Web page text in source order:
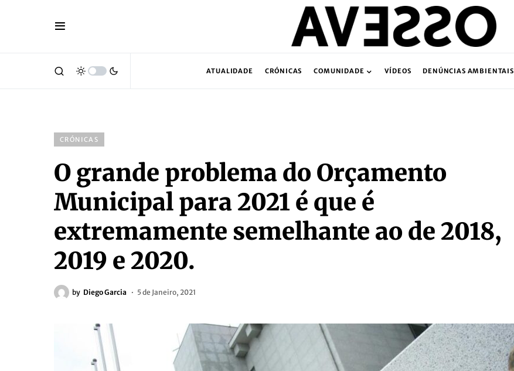
ATUALIDADE CRÓNICAS COMUNIDADE VÍDEOS DENÚNCIAS AMBIENTAIS
CRÓNICAS
O grande problema do Orçamento
Municipal para 2021 é que é
extremamente semelhante ao de 2018,
2019 e 2020.
by Diego Garcia 5 de Janeiro, 2021